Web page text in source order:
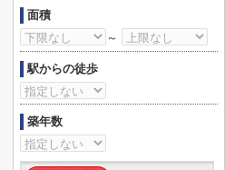
面積
～
駅からの徒歩
築年数